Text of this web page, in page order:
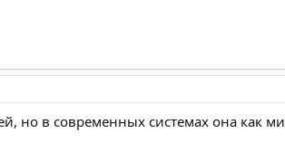
но в современных системах она как